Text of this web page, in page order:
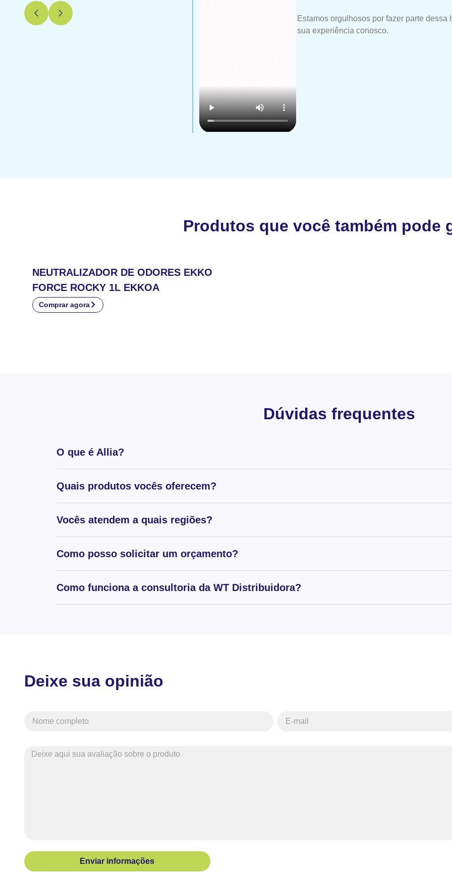
Estamos orgulhosos por fazer parte
sua experiência conosco.
Produtos que você também pode
NEUTRALIZADOR DE ODORES EKKO
FORCE ROCKY 1L EKKOA
Comprar agora
Dúvidas frequentes
O que é Allia?
Quais produtos vocês oferecem?
Vocês atendem a quais regiões?
Como posso solicitar um orçamento?
Como funciona a consultoria da WT Distribuidora?
Deixe sua opinião
Enviar informações